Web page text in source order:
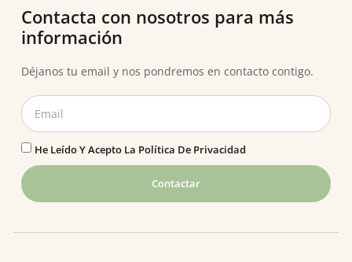
Contacta con nosotros para más
información
Déjanos tu email y nos pondremos en contacto contigo.
He Leído Y Acepto La Política De Privacidad
Contactar